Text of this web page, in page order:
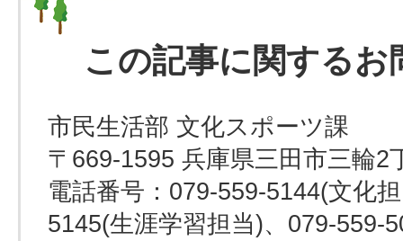
この記事に関するお
市民生活部 文化スポーツ課
〒669-1595 兵庫県三田市三輪2
電話番号：079-559-5144(文化
5145(生涯学習担当)、079-559-